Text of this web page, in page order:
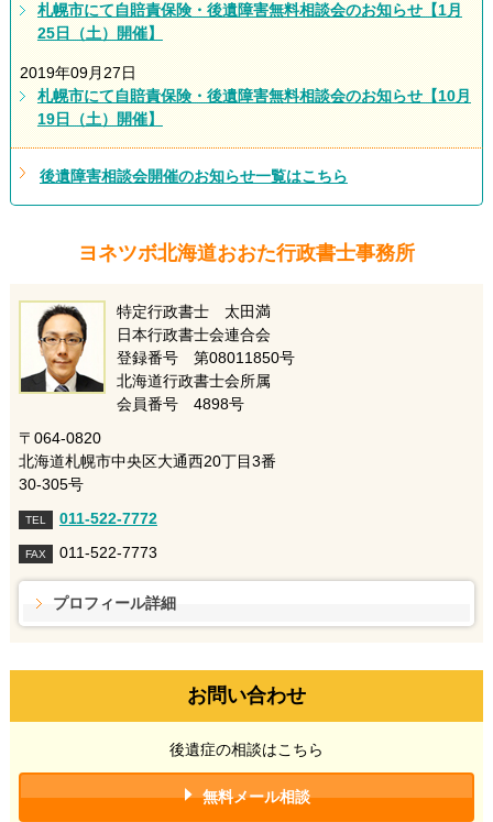
札幌市にて自賠責保険・後遺障害無料相談会のお知らせ【1月
25日（土）開催】
2019年09月27日
札幌市にて自賠責保険・後遺障害無料相談会のお知らせ【10月
19日（土）開催】
後遺障害相談会開催のお知らせ一覧はこちら
ヨネツボ北海道おおた行政書士事務所
特定行政書士 太田満
日本行政書士会連合会
登録番号 第08011850号
北海道行政書士会所属
会員番号 4898号
〒064-0820
北海道札幌市中央区大通西20丁目3番
30-305号
TEL 011-522-7772
FAX 011-522-7773
プロフィール詳細
お問い合わせ
後遺症の相談はこちら
無料メール相談